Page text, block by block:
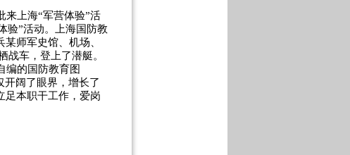
上海“军营体验”活
验”活动。上海国防教
师军史馆、机场、
车，登上了潜艇。
编的国防教育图
开阔了眼界，增长了
足本职干工作，爱岗